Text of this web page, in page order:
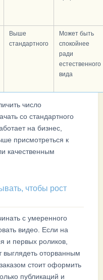
Выше
стандартного
Может быть
спокойнее
ради
естественного
вида
число
со стандартного
на бизнес,
присмотреться к
качественным
чтобы рост
с умеренного
видео. Если на
и первых роликов,
выглядеть оторванным
стоит оформить
публикаций и